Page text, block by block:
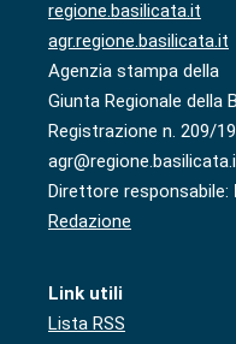
regione.basilicata.it
agr.regione.basilicata.it
Agenzia stampa della
Giunta Regionale della
Registrazione n. 209/
Direttore responsabile:
Redazione
Link utili
Lista RSS